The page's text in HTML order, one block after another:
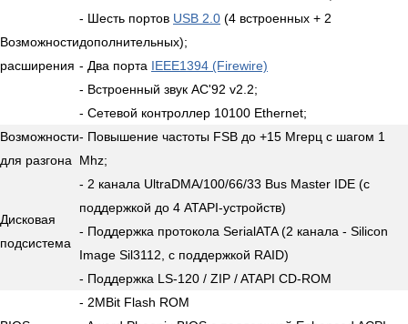
Возможности
расширения
- Шесть портов USB 2.0 (4 встроенных + 2
дополнительных);
- Два порта IEEE1394 (Firewire)
- Встроенный звук AC'92 v2.2;
- Сетевой контроллер 10100 Ethernet;
Возможности
для разгона
- Повышение частоты FSB до +15 Мгерц с шагом 1
Mhz;
Дисковая
подсистема
- 2 канала UltraDMA/100/66/33 Bus Master IDE (с
поддержкой до 4 ATAPI-устройств)
- Поддержка протокола SerialATA (2 канала - Silicon
Image Sil3112, c поддержкой RAID)
- Поддержка LS-120 / ZIP / ATAPI CD-ROM
- 2MBit Flash ROM